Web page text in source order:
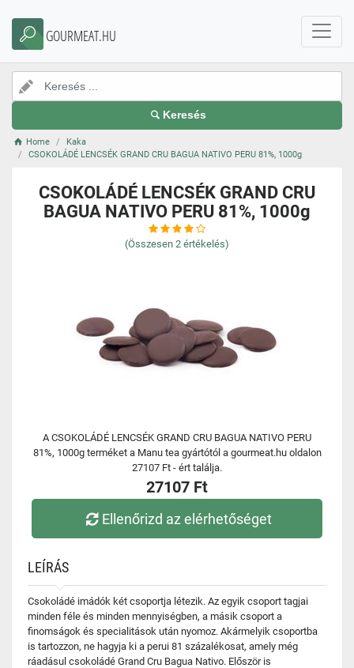
GOURMEAT.HU
Keresés
Home
Kaka
CSOKOLÁDÉ LENCSÉK GRAND CRU BAGUA NATIVO PERU 81%, 1000g
CSOKOLÁDÉ LENCSÉK GRAND CRU
BAGUA NATIVO PERU 81%, 1000g
(Összesen 2 értékelés)
A CSOKOLÁDÉ LENCSÉK GRAND CRU BAGUA NATIVO PERU
81%, 1000g terméket a Manu tea gyártótól a gourmeat.hu oldalon
27107 Ft - ért találja.
27107 Ft
Ellenőrizd az elérhetőséget
LEÍRÁS
Csokoládé imádók két csoportja létezik. Az egyik csoport tagjai
minden féle és minden mennyiségben, a másik csoport a
finomságok és specialitások után nyomoz. Akármelyik csoportba
is tartozzon, ne hagyja ki a perui 81 százalékosat, amely még
ráadásul csokoládé Grand Cru Bagua Nativo. Először is